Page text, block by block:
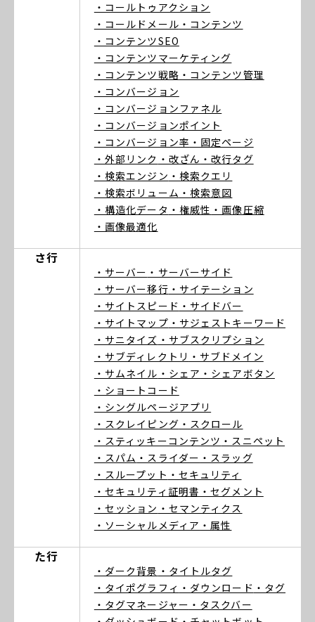
・コールトゥアクション
・コールドメール ・コンテンツ
・コンテンツSEO
・コンテンツマーケティング
・コンテンツ戦略 ・コンテンツ管理
・コンバージョン
・コンバージョンファネル
・コンバージョンポイント
・コンバージョン率 ・固定ページ
・外部リンク ・改ざん ・改行タグ
・検索エンジン ・検索クエリ
・検索ボリューム ・検索意図
・構造化データ ・権威性 ・画像圧縮
・画像最適化
さ行
・サーバー ・サーバーサイド
・サーバー移行 ・サイテーション
・サイトスピード ・サイドバー
・サイトマップ ・サジェストキーワード
・サニタイズ ・サブスクリプション
・サブディレクトリ ・サブドメイン
・サムネイル ・シェア ・シェアボタン
・ショートコード
・シングルページアプリ
・スクレイピング ・スクロール
・スティッキーコンテンツ ・スニペット
・スパム ・スライダー ・スラッグ
・スループット ・セキュリティ
・セキュリティ証明書 ・セグメント
・セッション ・セマンティクス
・ソーシャルメディア ・属性
た行
・ダーク背景 ・タイトルタグ
・タイポグラフィ ・ダウンロード ・タグ
・タグマネージャー ・タスクバー